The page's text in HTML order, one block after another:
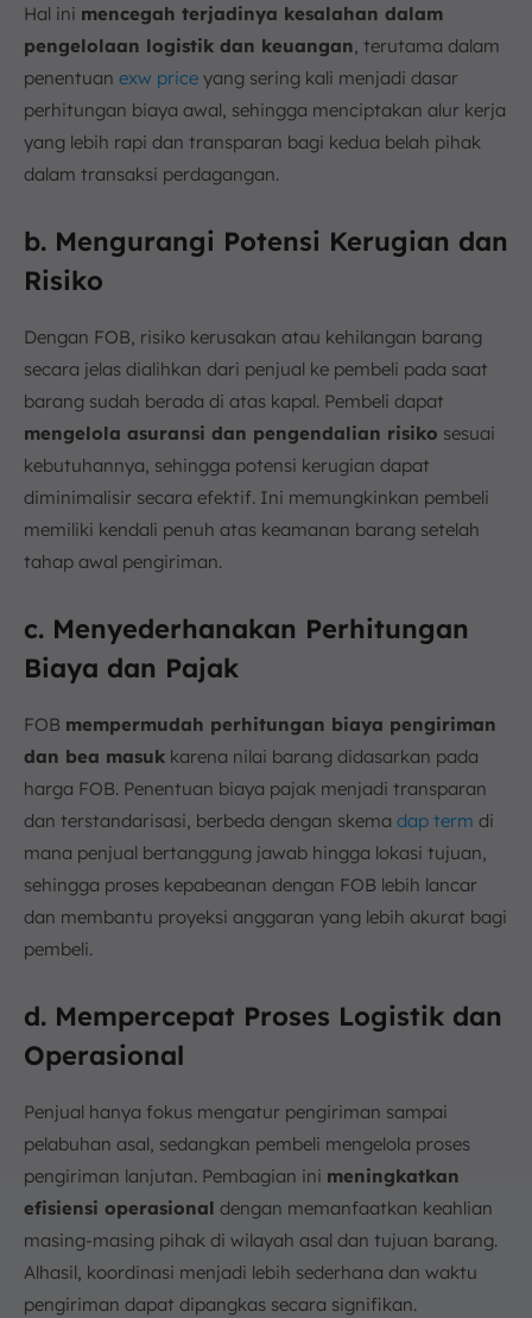
Hal ini mencegah terjadinya kesalahan dalam
pengelolaan logistik dan keuangan , terutama dalam
penentuan exw price yang sering kali menjadi dasar
perhitungan biaya awal, sehingga menciptakan alur kerja
yang lebih rapi dan transparan bagi kedua belah pihak
dalam transaksi perdagangan.
b. Mengurangi Potensi Kerugian dan
Risiko
Dengan FOB, risiko kerusakan atau kehilangan barang
secara jelas dialihkan dari penjual ke pembeli pada saat
barang sudah berada di atas kapal. Pembeli dapat
mengelola asuransi dan pengendalian risiko sesuai
kebutuhannya, sehingga potensi kerugian dapat
diminimalisir secara efektif. Ini memungkinkan pembeli
memiliki kendali penuh atas keamanan barang setelah
tahap awal pengiriman.
c. Menyederhanakan Perhitungan
Biaya dan Pajak
FOB mempermudah perhitungan biaya pengiriman
dan bea masuk karena nilai barang didasarkan pada
harga FOB. Penentuan biaya pajak menjadi transparan
dan terstandarisasi, berbeda dengan skema dap term di
mana penjual bertanggung jawab hingga lokasi tujuan,
sehingga proses kepabeanan dengan FOB lebih lancar
dan membantu proyeksi anggaran yang lebih akurat bagi
pembeli.
d. Mempercepat Proses Logistik dan
Operasional
Penjual hanya fokus mengatur pengiriman sampai
pelabuhan asal, sedangkan pembeli mengelola proses
pengiriman lanjutan. Pembagian ini meningkatkan
efisiensi operasional dengan memanfaatkan keahlian
masing-masing pihak di wilayah asal dan tujuan barang.
Alhasil, koordinasi menjadi lebih sederhana dan waktu
pengiriman dapat dipangkas secara signifikan.